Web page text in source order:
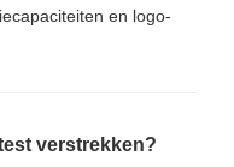
en logo-
verstrekken?